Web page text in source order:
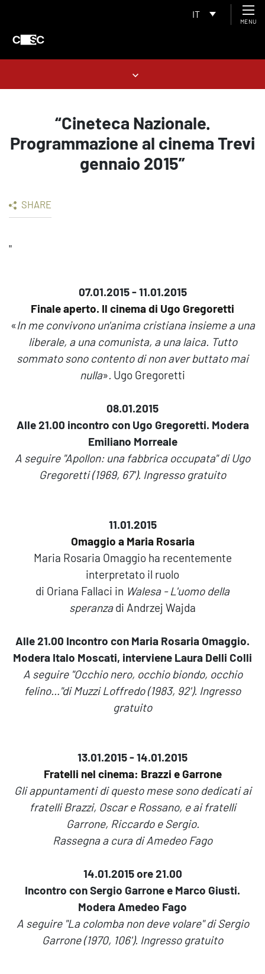
IT
MENU
“Cineteca Nazionale.
Programmazione al cinema Trevi
gennaio 2015”
SHARE
"
07.01.2015 - 11.01.2015
Finale aperto. Il cinema di Ugo Gregoretti
«In me convivono un'anima cristiana insieme a una
liberale, a una comunista, a una laica. Tutto
sommato sono contento di non aver buttato mai
nulla». Ugo Gregoretti
08.01.2015
Alle 21.00 incontro con Ugo Gregoretti. Modera
Emiliano Morreale
A seguire "Apollon: una fabbrica occupata" di Ugo
Gregoretti (1969, 67'). Ingresso gratuito
11.01.2015
Omaggio a Maria Rosaria
Maria Rosaria Omaggio ha recentemente
interpretato il ruolo
di Oriana Fallaci in Walesa - L'uomo della
speranzadi Andrzej Wajda
Alle 21.00 Incontro con Maria Rosaria Omaggio.
Modera Italo Moscati, interviene Laura Delli Colli
A seguire "Occhio nero, occhio biondo, occhio
felino…"di Muzzi Loffredo (1983, 92'). Ingresso
gratuito
13.01.2015 - 14.01.2015
Fratelli nel cinema: Brazzi e Garrone
Gli appuntamenti di questo mese sono dedicati ai
fratelli Brazzi, Oscar e Rossano, e ai fratelli
Garrone, Riccardo e Sergio.
Rassegna a cura di Amedeo Fago
14.01.2015 ore 21.00
Incontro con Sergio Garrone e Marco Giusti.
Modera Amedeo Fago
A seguire "La colomba non deve volare" di Sergio
Garrone (1970, 106'). Ingresso gratuito